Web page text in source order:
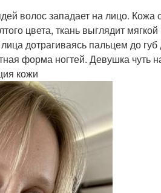
волос западает на лицо. Кожа
цвета, ткань выглядит
дотрагиваясь пальцем до губ
форма ногтей. Девушка чуть
кожи